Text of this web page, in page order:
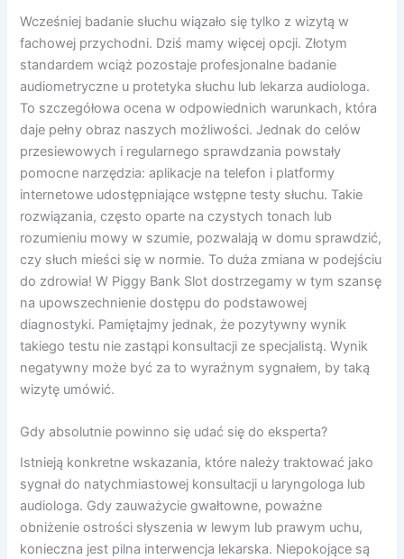
Wcześniej badanie słuchu wiązało się tylko z wizytą w
fachowej przychodni. Dziś mamy więcej opcji. Złotym
standardem wciąż pozostaje profesjonalne badanie
audiometryczne u protetyka słuchu lub lekarza audiologa.
To szczegółowa ocena w odpowiednich warunkach, która
daje pełny obraz naszych możliwości. Jednak do celów
przesiewowych i regularnego sprawdzania powstały
pomocne narzędzia: aplikacje na telefon i platformy
internetowe udostępniające wstępne testy słuchu. Takie
rozwiązania, często oparte na czystych tonach lub
rozumieniu mowy w szumie, pozwalają w domu sprawdzić,
czy słuch mieści się w normie. To duża zmiana w podejściu
do zdrowia! W Piggy Bank Slot dostrzegamy w tym szansę
na upowszechnienie dostępu do podstawowej
diagnostyki. Pamiętajmy jednak, że pozytywny wynik
takiego testu nie zastąpi konsultacji ze specjalistą. Wynik
negatywny może być za to wyraźnym sygnałem, by taką
wizytę umówić.
Gdy absolutnie powinno się udać się do eksperta?
Istnieją konkretne wskazania, które należy traktować jako
sygnał do natychmiastowej konsultacji u laryngologa lub
audiologa. Gdy zauważycie gwałtowne, poważne
obniżenie ostrości słyszenia w lewym lub prawym uchu,
konieczna jest pilna interwencja lekarska. Niepokojące są